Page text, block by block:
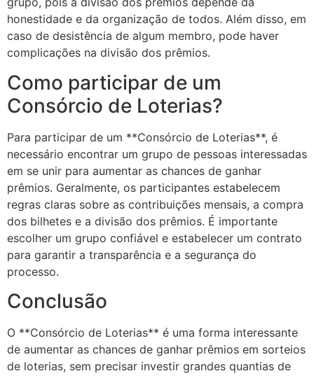
honestidade e da organização de todos. Além disso, em
caso de desistência de algum membro, pode haver
complicações na divisão dos prêmios.
Como participar de um
Consórcio de Loterias?
Para participar de um **Consórcio de Loterias**, é
necessário encontrar um grupo de pessoas interessadas
em se unir para aumentar as chances de ganhar
prêmios. Geralmente, os participantes estabelecem
regras claras sobre as contribuições mensais, a compra
dos bilhetes e a divisão dos prêmios. É importante
escolher um grupo confiável e estabelecer um contrato
para garantir a transparência e a segurança do
processo.
Conclusão
O **Consórcio de Loterias** é uma forma interessante
de aumentar as chances de ganhar prêmios em sorteios
de loterias, sem precisar investir grandes quantias de